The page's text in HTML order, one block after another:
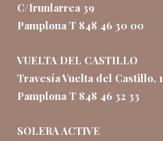
C/Irunlarrea 39
Pamplona T 848 46 30 00
VUELTA DEL CASTILLO
Travesía Vuelta del Castillo, 1
Pamplona T 848 46 32 33
SOLERA ACTIVE